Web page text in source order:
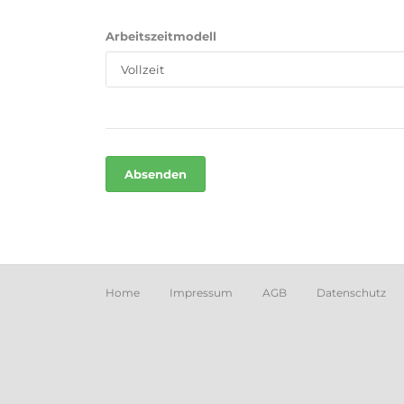
Arbeitszeitmodell
Home Impressum AGB Datenschutz